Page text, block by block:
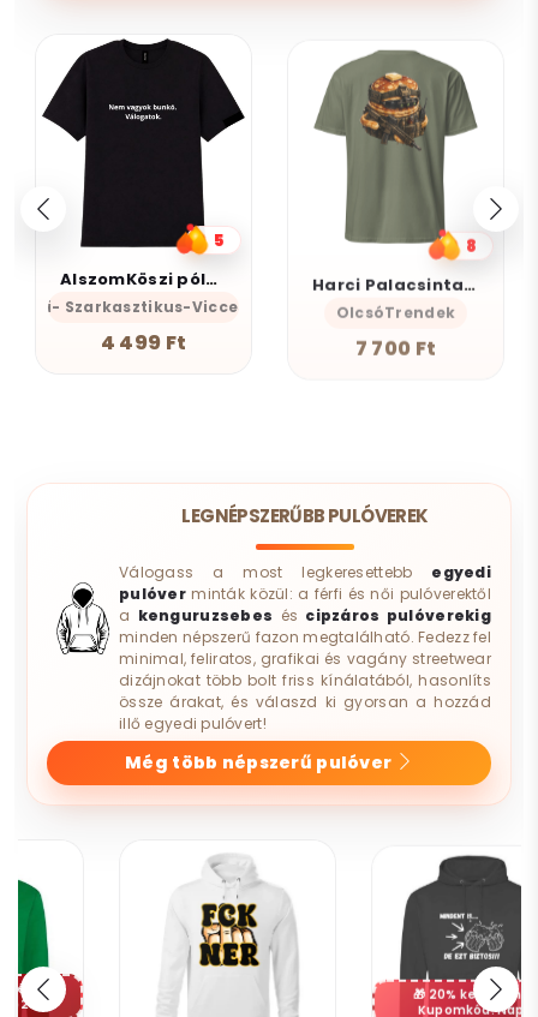
5
AlszomKöszi póló - Nem vagyok bunkó - Válogatok
Szarkasztikus-Vicces-Önazonos
4 499 Ft
8
OlcsóTrendek
7 700 Ft
LEGNÉPSZERŰBB PULÓVEREK
Válogass a most legkeresettebb egyedi
pulóverminták közül: a férfi és női pulóverektől
a kenguruzsebes és cipzáros pulóverekig
minden népszerű fazon megtalálható. Fedezz fel
minimal, feliratos, grafikai és vagány streetwear
dizájnokat több bolt friss kínálatából, hasonlíts
össze árakat, és válaszd ki gyorsan a hozzád
illő egyedi pulóvert!
Még több népszerű pulóver
20% kedvezmény
Kupomkód: Nap20